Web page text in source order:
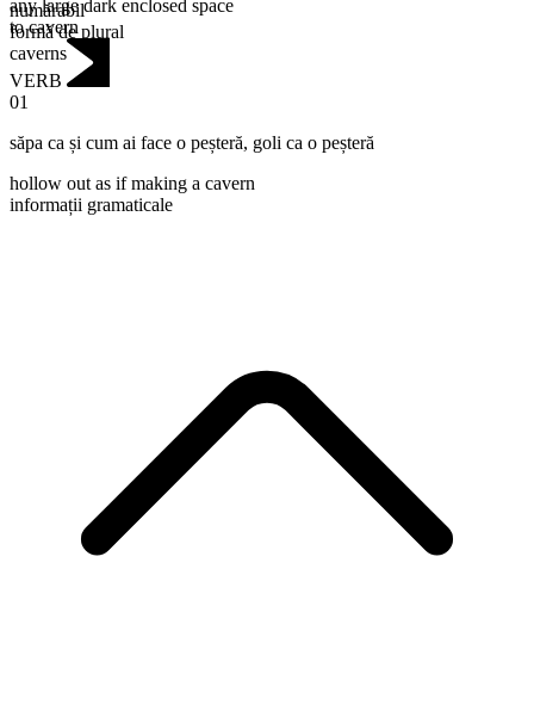
numărabil
formă de plural
caverns
any large dark enclosed space
to cavern
VERB
01
săpa ca și cum ai face o peșteră, goli ca o peșteră
hollow out as if making a cavern
informații gramaticale